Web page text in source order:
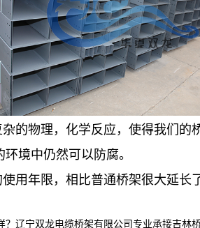
的物理，化学反应，使得我们的
境中仍然可以防腐。
用年限，相比普通桥架很大延
辽宁双龙电缆桥架有限公司专业承接吉